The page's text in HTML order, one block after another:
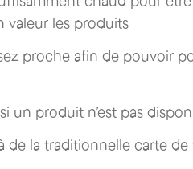
valeur les produits
proche afin de pouvoir
un produit n’est pas
de la traditionnelle carte